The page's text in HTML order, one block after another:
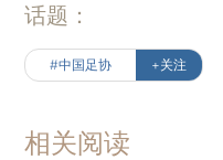
话题：
#中国足协 +关注
相关阅读